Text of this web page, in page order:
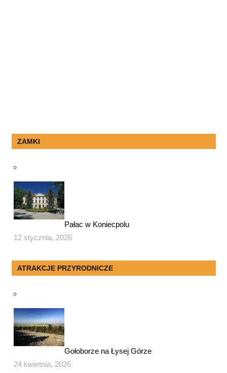
ZAMKI
Pałac w Koniecpolu
12 stycznia, 2026
ATRAKCJE PRZYRODNICZE
Gołoborze na Łysej Górze
24 kwietnia, 2026